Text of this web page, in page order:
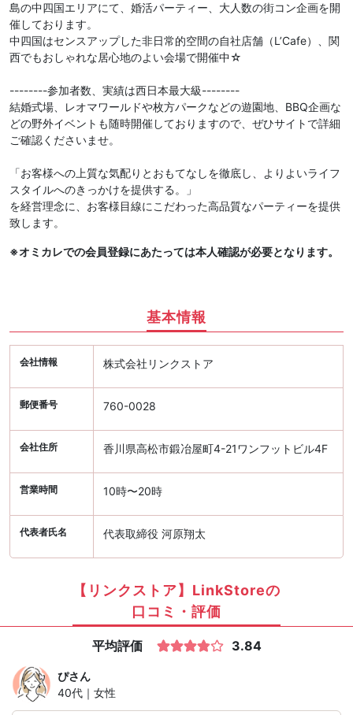
島の中四国エリアにて、婚活パーティー、大人数の街コン企画を開
催しております。
中四国はセンスアップした非日常的空間の自社店舗（L’Cafe）、関
西でもおしゃれな居心地のよい会場で開催中☆
--------参加者数、実績は西日本最大級--------
結婚式場、レオマワールドや枚方パークなどの遊園地、BBQ企画な
どの野外イベントも随時開催しておりますので、ぜひサイトで詳細
ご確認くださいませ。
「お客様への上質な気配りとおもてなしを徹底し、よりよいライフ
スタイルへのきっかけを提供する。」
を経営理念に、お客様目線にこだわった高品質なパーティーを提供
致します。
※オミカレでの会員登録にあたっては本人確認が必要となります。
基本情報
会社情報 株式会社リンクストア
郵便番号 760-0028
会社住所 香川県高松市鍛冶屋町4-21ワンフットビル4F
営業時間 10時〜20時
代表者氏名 代表取締役 河原翔太
【リンクストア】LinkStoreの
口コミ・評価
平均評価 3.84
ぴさん
40代｜女性